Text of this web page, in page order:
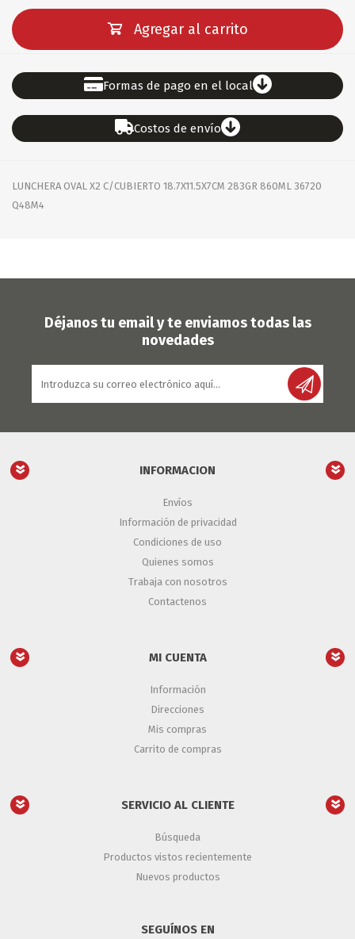
Agregar al carrito
Formas de pago en el local
Costos de envío
LUNCHERA OVAL X2 C/CUBIERTO 18.7X11.5X7CM 283GR 860ML 36720
Q48M4
Déjanos tu email y te enviamos todas las
novedades
INFORMACION
Envíos
Información de privacidad
Condiciones de uso
Quienes somos
Trabaja con nosotros
Contactenos
MI CUENTA
Información
Direcciones
Mis compras
Carrito de compras
SERVICIO AL CLIENTE
Búsqueda
Productos vistos recientemente
Nuevos productos
SEGUÍNOS EN